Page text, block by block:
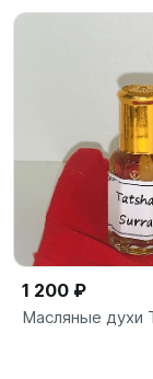
1 200 ₽
Масляные духи